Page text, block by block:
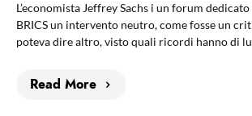
L’economista Jeffrey Sachs i un forum
BRICS un intervento neutro, come fosse un
poteva dire altro, visto quali ricordi hanno di
Read More